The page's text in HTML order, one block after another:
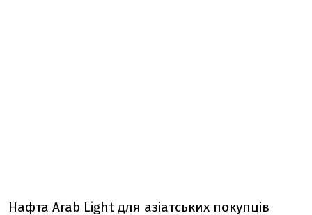
Нафта Arab Light для азіатських покупців